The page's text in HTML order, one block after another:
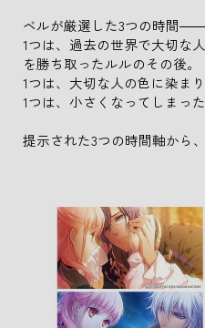
ベルが厳選した3つの時間
1つは、過去の世界で大切な
を勝ち取ったルルのその後。
1つは、大切な人の色に染ま
1つは、小さくなってしまっ
提示された3つの時間軸か